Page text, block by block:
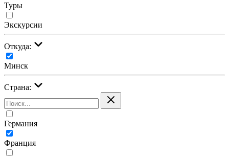
Туры
Экскурсии
Откуда:
Минск
Страна:
Германия
Франция